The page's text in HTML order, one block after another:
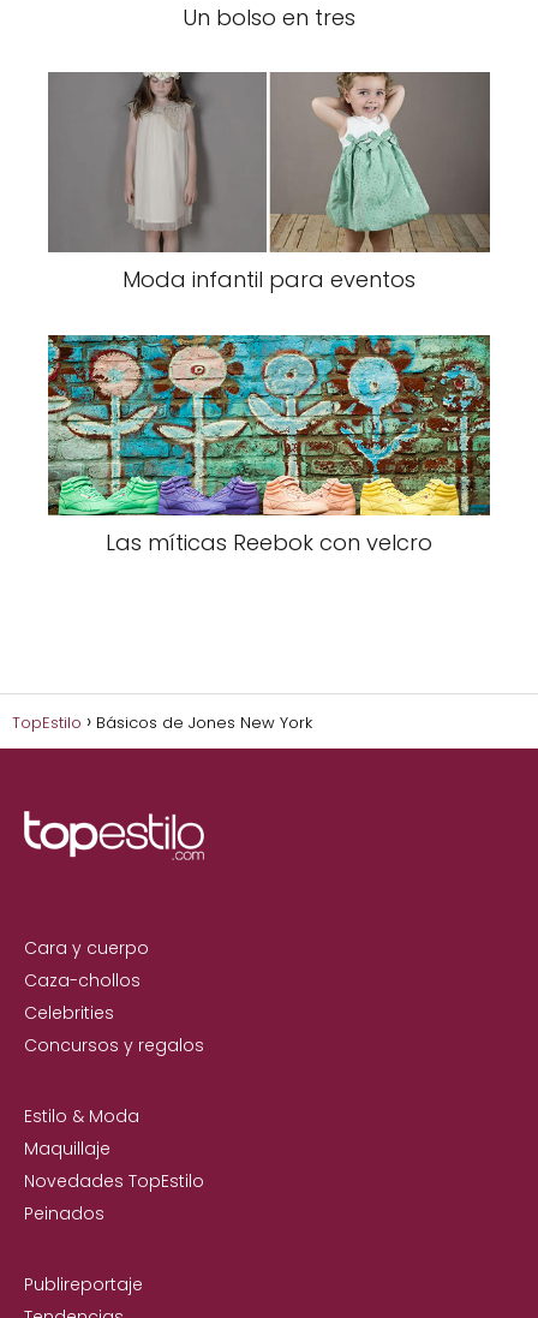
Un bolso en tres
Moda infantil para eventos
Las míticas Reebok con velcro
TopEstilo Básicos de Jones New York
Cara y cuerpo
Caza-chollos
Celebrities
Concursos y regalos
Estilo & Moda
Maquillaje
Novedades TopEstilo
Peinados
Publireportaje